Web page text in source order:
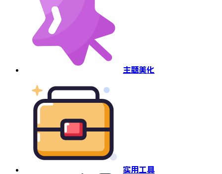
主题美化
实用工具